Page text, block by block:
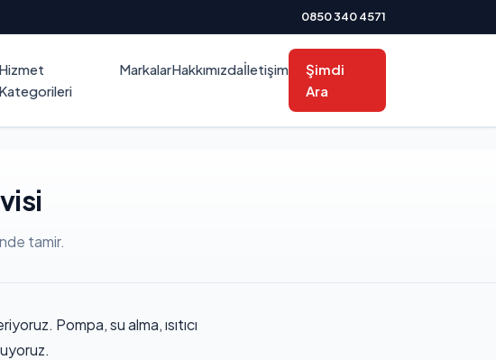
0850 340 4571
Hizmet
Kategorileri
MarkalarHakkımızdaİletişim
Şimdi
Ara
tamir.
Pompa, su alma, ısıtıcı